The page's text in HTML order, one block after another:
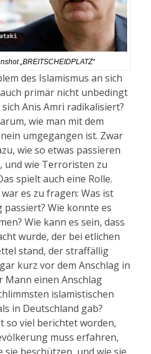
„BREITSCHEIDPLATZ“
des Islamismus an sich
primär nicht unbedingt
Anis Amri radikalisiert?
wie man mit dem
umgegangen ist. Zwar
wie so etwas passieren
und wie Terroristen zu
spielt auch eine Rolle.
es zu fragen: Was ist
passiert? Wie konnte es
Wie kann es sein, dass
wurde, der bei etlichen
stand, der straffällig
kurz vor dem Anschlag in
Mann einen Anschlag
islamistischen
in Deutschland gab?
so viel berichtet worden,
muss erfahren,